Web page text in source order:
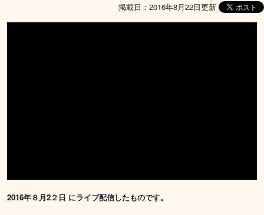
掲載日：2016年8月22日更新
2016年８月2２日 にライブ配信したものです。